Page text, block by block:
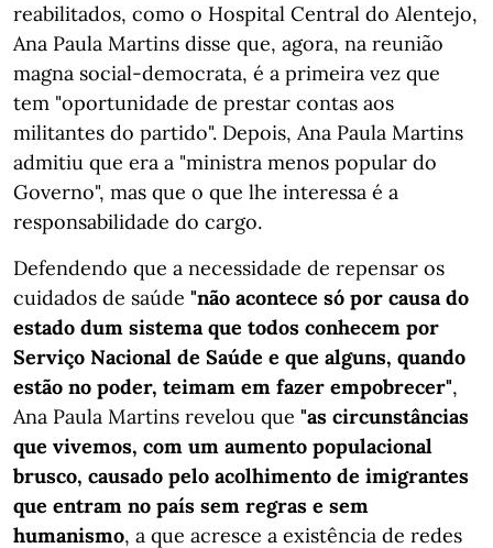
reabilitados, como o Hospital Central do Alentejo,
Ana Paula Martins disse que, agora, na reunião
magna social-democrata, é a primeira vez que
tem "oportunidade de prestar contas aos
militantes do partido". Depois, Ana Paula Martins
admitiu que era a "ministra menos popular do
Governo", mas que o que lhe interessa é a
responsabilidade do cargo.
Defendendo que a necessidade de repensar os
cuidados de saúde "não acontece só por causa do
estado dum sistema que todos conhecem por
Serviço Nacional de Saúde e que alguns, quando
estão no poder, teimam em fazer empobrecer",
Ana Paula Martins revelou que "as circunstâncias
que vivemos, com um aumento populacional
brusco, causado pelo acolhimento de imigrantes
que entram no país sem regras e sem
humanismo, a que acresce a existência de redes